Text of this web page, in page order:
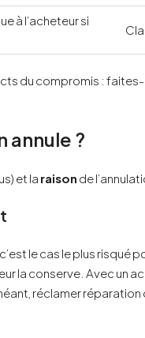
à l’acheteur si
du compromis :
annule ?
et la raison de
le cas le plus risqué
la conserve. Avec un
réclamer